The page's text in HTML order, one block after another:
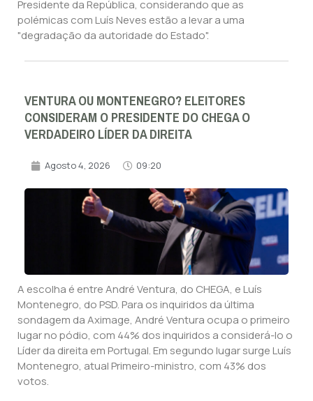
Presidente da República, considerando que as
polémicas com Luís Neves estão a levar a uma
"degradação da autoridade do Estado".
VENTURA OU MONTENEGRO? ELEITORES
CONSIDERAM O PRESIDENTE DO CHEGA O
VERDADEIRO LÍDER DA DIREITA
Agosto 4, 2026 09:20
A escolha é entre André Ventura, do CHEGA, e Luís
Montenegro, do PSD. Para os inquiridos da última
sondagem da Aximage, André Ventura ocupa o primeiro
lugar no pódio, com 44% dos inquiridos a considerá-lo o
Líder da direita em Portugal. Em segundo lugar surge Luís
Montenegro, atual Primeiro-ministro, com 43% dos
votos.